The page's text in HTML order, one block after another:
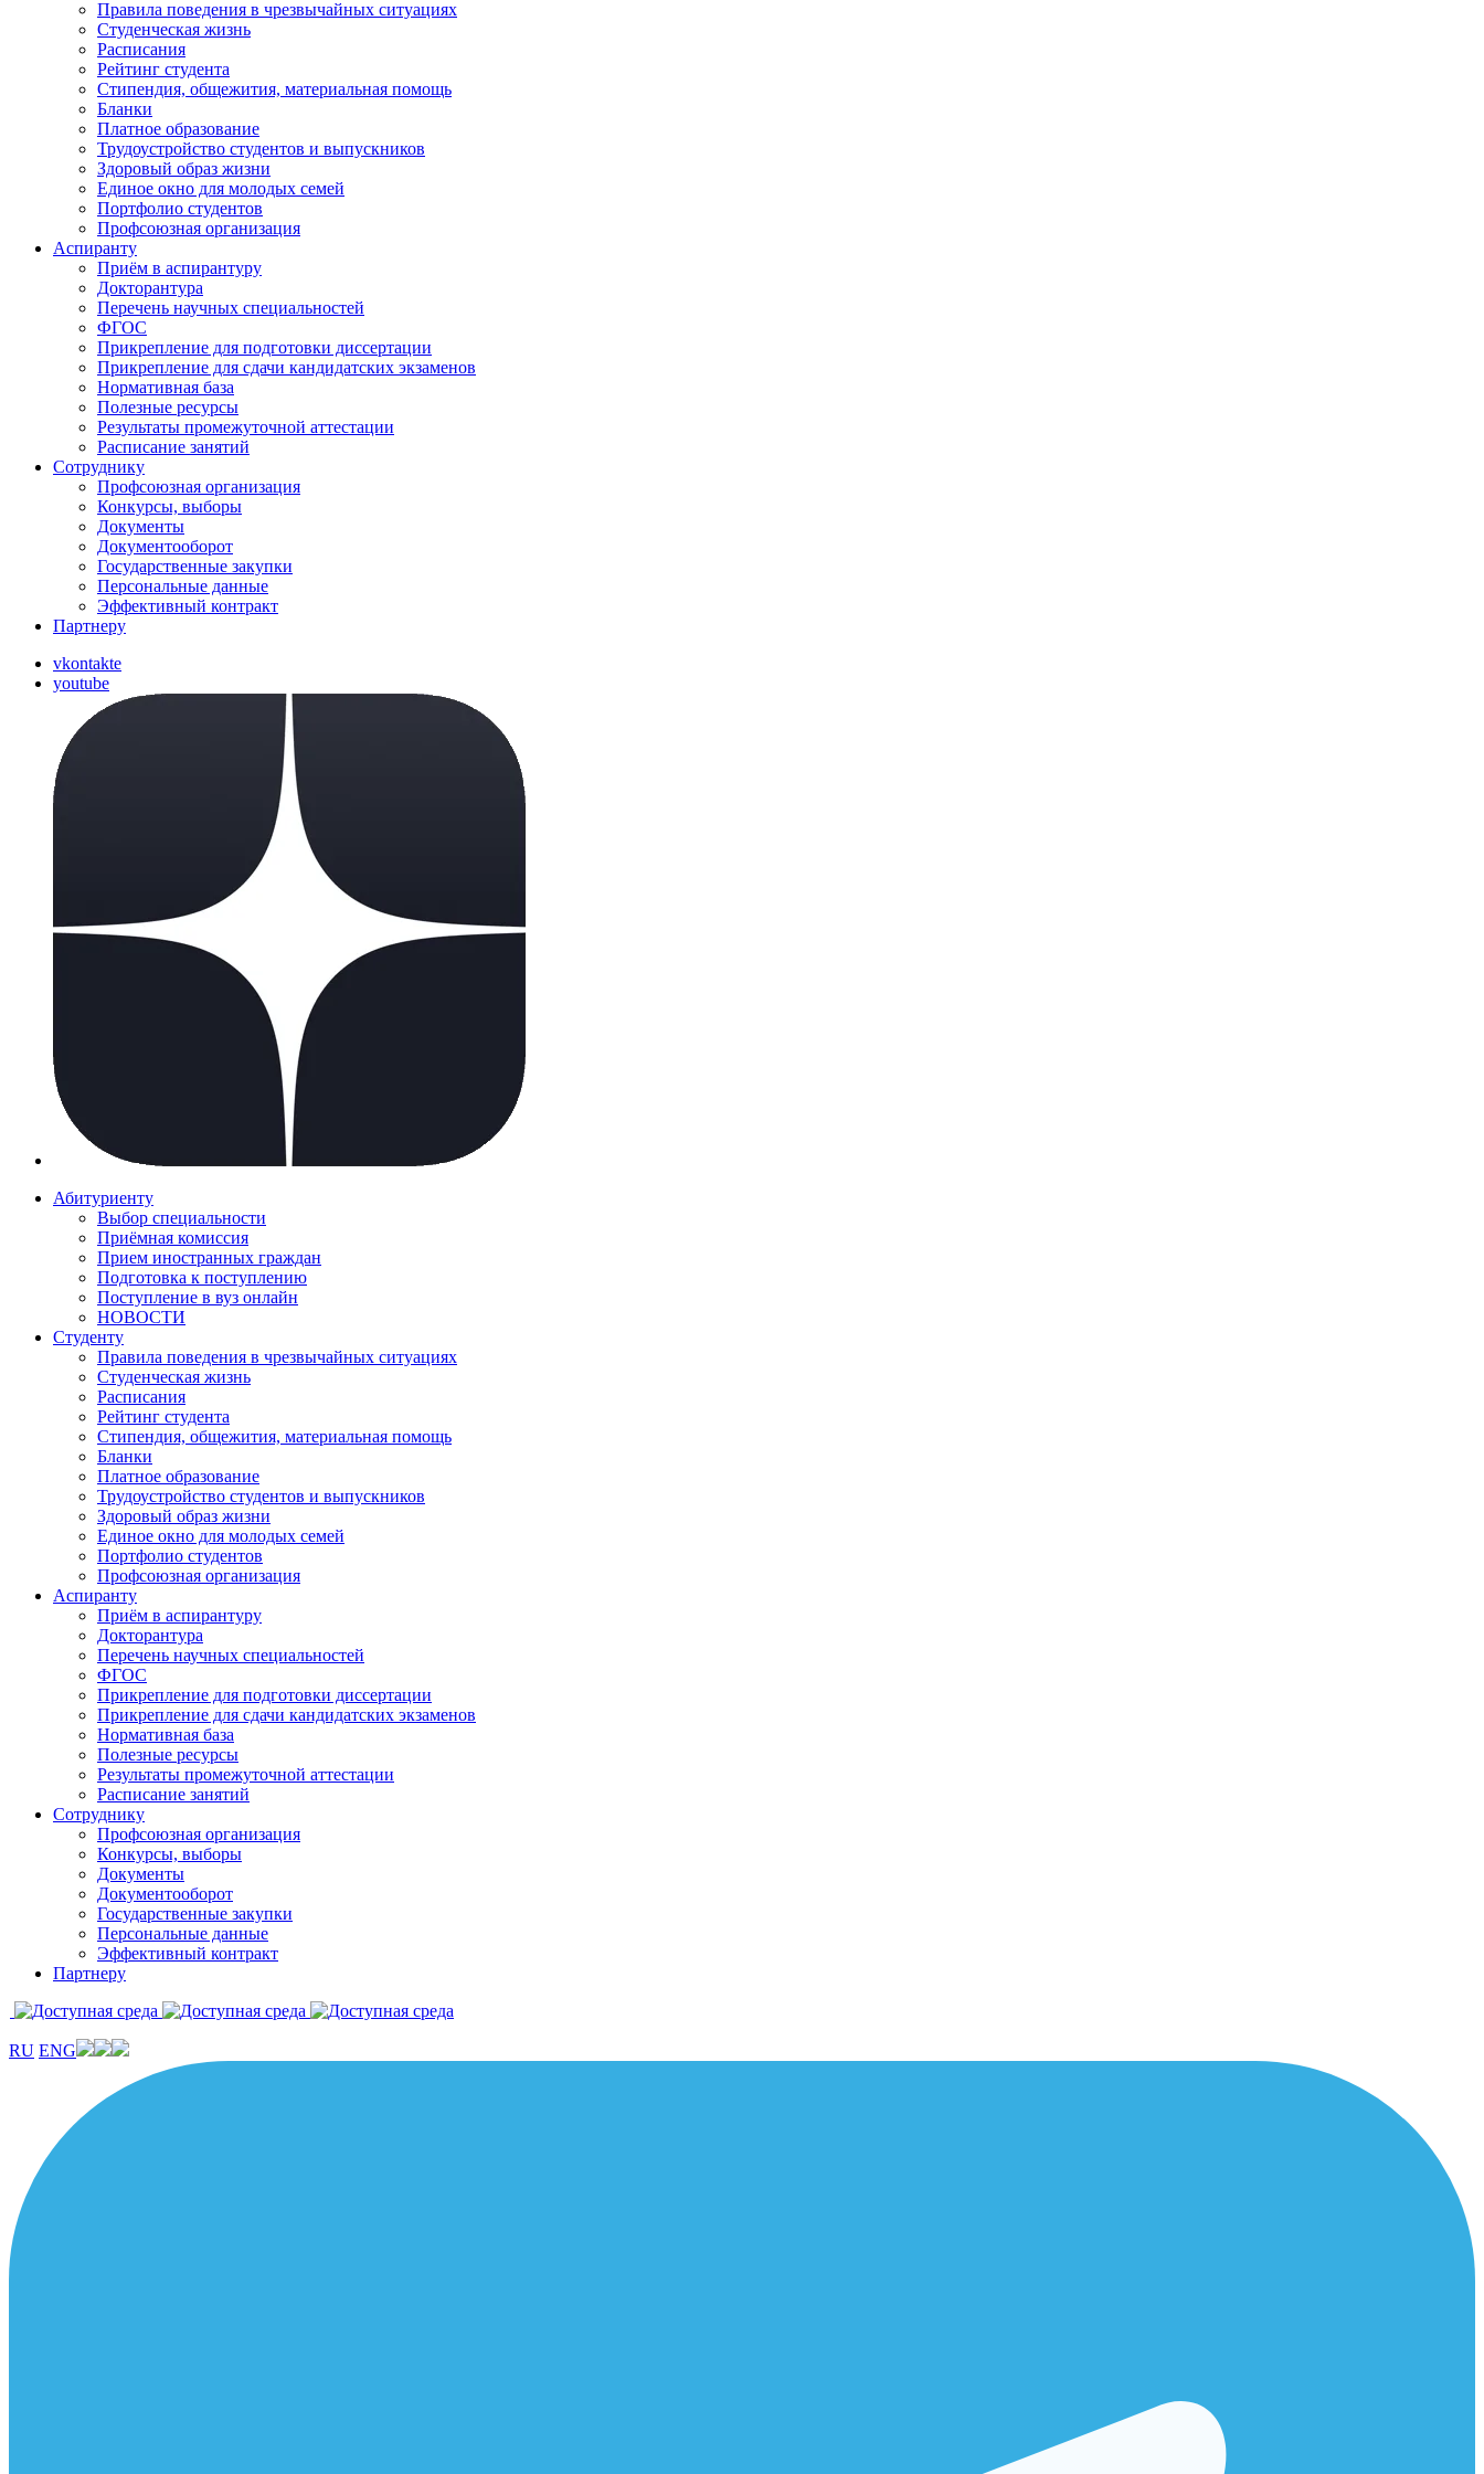
Правила поведения в чрезвычайных ситуациях
Студенческая жизнь
Расписания
Рейтинг студента
Стипендия, общежития, материальная помощь
Бланки
Платное образование
Трудоустройство студентов и выпускников
Здоровый образ жизни
Единое окно для молодых семей
Портфолио студентов
Профсоюзная организация
Аспиранту
Приём в аспирантуру
Докторантура
Перечень научных специальностей
ФГОС
Прикрепление для подготовки диссертации
Прикрепление для сдачи кандидатских экзаменов
Нормативная база
Полезные ресурсы
Результаты промежуточной аттестации
Расписание занятий
Сотруднику
Профсоюзная организация
Конкурсы, выборы
Документы
Документооборот
Государственные закупки
Персональные данные
Эффективный контракт
Партнеру
vkontakte
youtube
Абитуриенту
Выбор специальности
Приёмная комиссия
Прием иностранных граждан
Подготовка к поступлению
Поступление в вуз онлайн
НОВОСТИ
Студенту
Правила поведения в чрезвычайных ситуациях
Студенческая жизнь
Расписания
Рейтинг студента
Стипендия, общежития, материальная помощь
Бланки
Платное образование
Трудоустройство студентов и выпускников
Здоровый образ жизни
Единое окно для молодых семей
Портфолио студентов
Профсоюзная организация
Аспиранту
Приём в аспирантуру
Докторантура
Перечень научных специальностей
ФГОС
Прикрепление для подготовки диссертации
Прикрепление для сдачи кандидатских экзаменов
Нормативная база
Полезные ресурсы
Результаты промежуточной аттестации
Расписание занятий
Сотруднику
Профсоюзная организация
Конкурсы, выборы
Документы
Документооборот
Государственные закупки
Персональные данные
Эффективный контракт
Партнеру
RU ENG